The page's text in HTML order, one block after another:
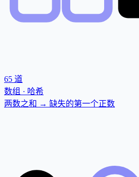
65 道
数组 · 哈希
两数之和 → 缺失的第一个正数